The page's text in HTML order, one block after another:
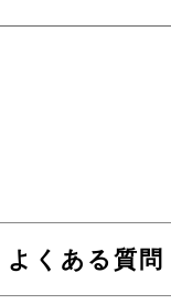
よくある質問